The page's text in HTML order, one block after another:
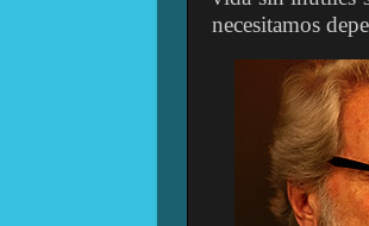
necesitamos